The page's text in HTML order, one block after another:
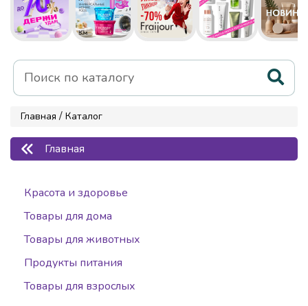
Главная / Каталог
Главная
Красота и здоровье
Товары для дома
Товары для животных
Продукты питания
Товары для взрослых